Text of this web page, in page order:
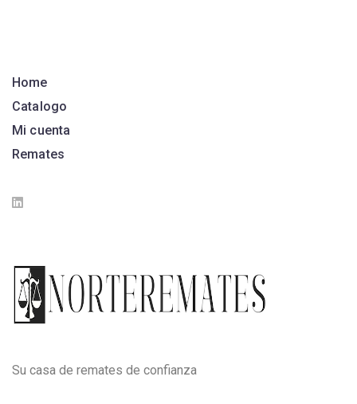
Home
Catalogo
Mi cuenta
Remates
Su casa de remates de confianza